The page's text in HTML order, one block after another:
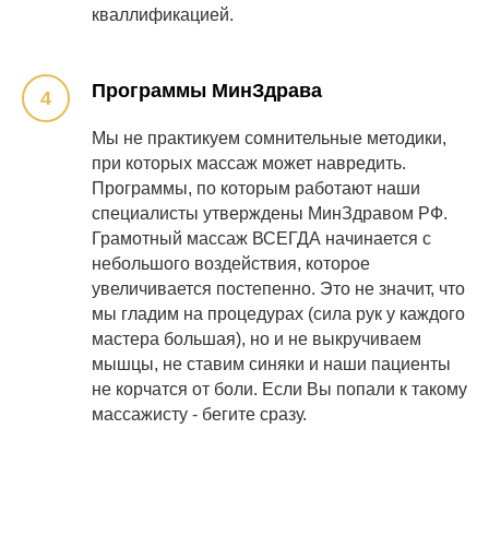
кваллификацией.
Программы МинЗдрава
Мы не практикуем сомнительные методики,
при которых массаж может навредить.
Программы, по которым работают наши
специалисты утверждены МинЗдравом РФ.
Грамотный массаж ВСЕГДА начинается с
небольшого воздействия, которое
увеличивается постепенно. Это не значит, что
мы гладим на процедурах (сила рук у каждого
мастера большая), но и не выкручиваем
мышцы, не ставим синяки и наши пациенты
не корчатся от боли. Если Вы попали к такому
массажисту - бегите сразу.